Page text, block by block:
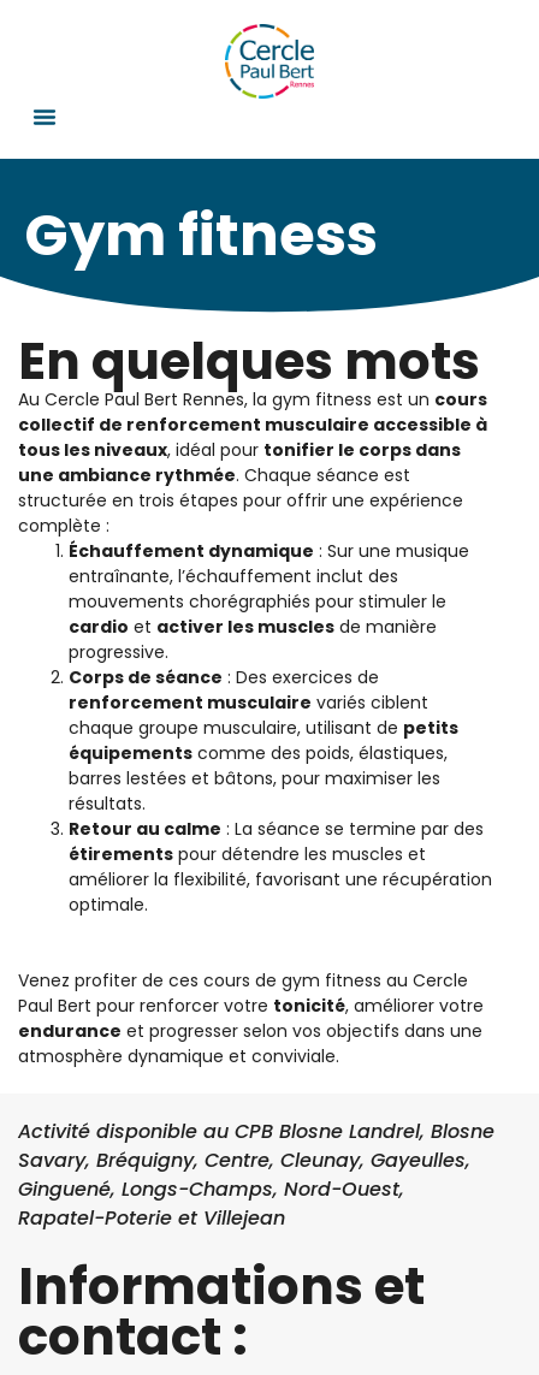
Gym fitness
En quelques mots
Au Cercle Paul Bert Rennes, la gym fitness est un cours
collectif de renforcement musculaire accessible à
tous les niveaux, idéal pour tonifier le corps dans
une ambiance rythmée. Chaque séance est
structurée en trois étapes pour offrir une expérience
complète :
Échauffement dynamique : Sur une musique
entraînante, l’échauffement inclut des
mouvements chorégraphiés pour stimuler le
cardio et activer les muscles de manière
progressive.
Corps de séance : Des exercices de
renforcement musculaire variés ciblent
chaque groupe musculaire, utilisant de petits
équipements comme des poids, élastiques,
barres lestées et bâtons, pour maximiser les
résultats.
Retour au calme : La séance se termine par des
étirements pour détendre les muscles et
améliorer la flexibilité, favorisant une récupération
optimale.
Venez profiter de ces cours de gym fitness au Cercle
Paul Bert pour renforcer votre tonicité, améliorer votre
endurance et progresser selon vos objectifs dans une
atmosphère dynamique et conviviale.
Activité disponible au CPB Blosne Landrel, Blosne
Savary, Bréquigny, Centre, Cleunay, Gayeulles,
Ginguené, Longs-Champs, Nord-Ouest,
Rapatel-Poterie et Villejean
Informations et
contact :